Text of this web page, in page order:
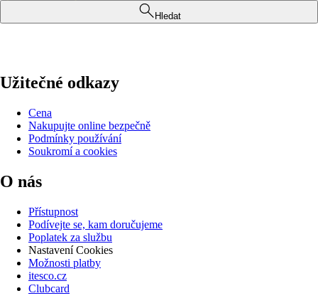
Hledat
Užitečné odkazy
Cena
Nakupujte online bezpečně
Podmínky používání
Soukromí a cookies
O nás
Přístupnost
Podívejte se, kam doručujeme
Poplatek za službu
Nastavení Cookies
Možnosti platby
itesco.cz
Clubcard